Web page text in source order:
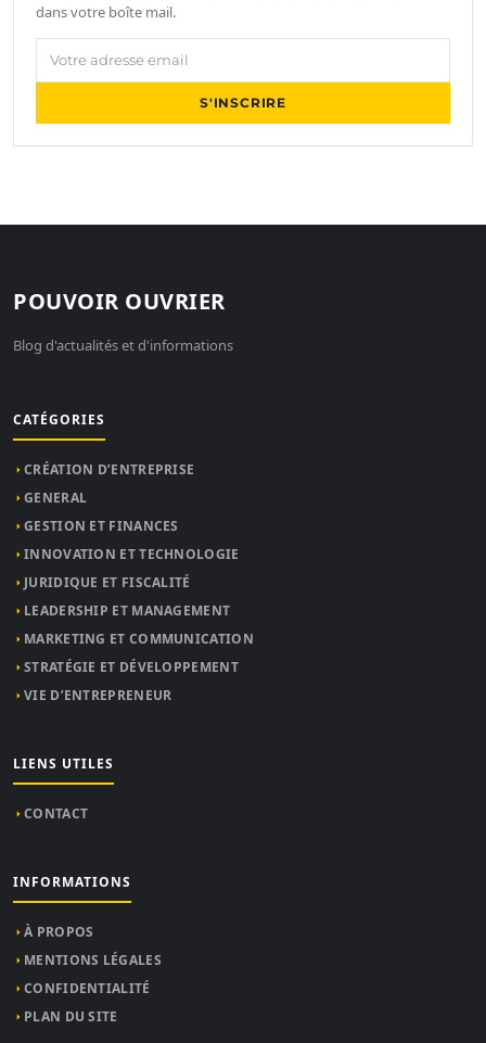
dans votre boîte mail.
Votre adresse email
S'INSCRIRE
POUVOIR OUVRIER
Blog d'actualités et d'informations
CATÉGORIES
CRÉATION D’ENTREPRISE
GENERAL
GESTION ET FINANCES
INNOVATION ET TECHNOLOGIE
JURIDIQUE ET FISCALITÉ
LEADERSHIP ET MANAGEMENT
MARKETING ET COMMUNICATION
STRATÉGIE ET DÉVELOPPEMENT
VIE D’ENTREPRENEUR
LIENS UTILES
CONTACT
INFORMATIONS
À PROPOS
MENTIONS LÉGALES
CONFIDENTIALITÉ
PLAN DU SITE